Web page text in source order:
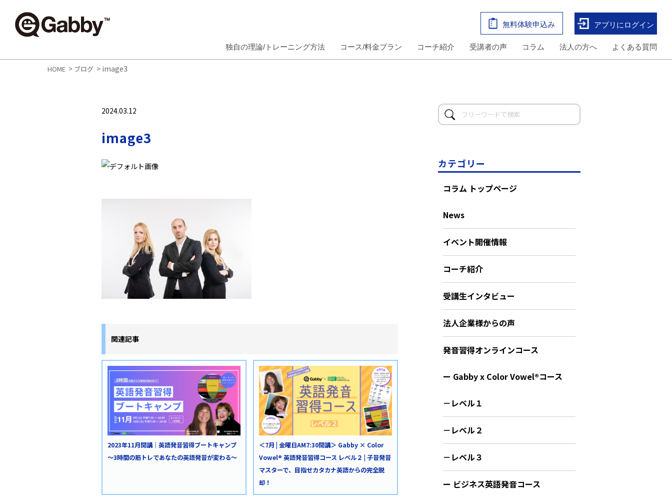
無料体験申込み アプリにログイン
独自の理論/トレーニング方法 コース/料金プラン コーチ紹介 受講者の声 コラム 法人の方へ よくある質問
HOME > ブログ > image3
2024.03.12
image3
関連記事
2023年11月開講｜英語発音習得ブートキャンプ
～3時間の筋トレであなたの英語発音が変わる～
＜7月 | 金曜日AM7:30開講＞ Gabby × Color
Vowel® 英語発音習得コース レベル２ | 子音発音
マスターで、目指せカタカナ英語からの完全脱
却！
カテゴリー
コラム トップページ
News
イベント開催情報
コーチ紹介
受講生インタビュー
法人企業様からの声
発音習得オンラインコース
ー Gabby x Color Vowel®︎コース
－レベル１
－レベル２
－レベル３
ー ビジネス英語発音コース